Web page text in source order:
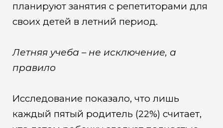
планируют занятия с репетиторами для
своих детей в летний период.
Летняя учеба – не исключение, а
правило
Исследование показало, что лишь
каждый пятый родитель (22%) считает,